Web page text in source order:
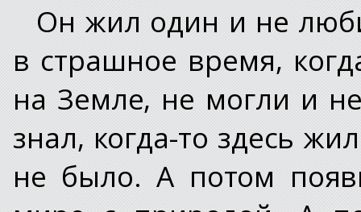
Он жил один и не
в страшное время,
на Земле, не могли и
знал, когда-то здесь
не было. А потом